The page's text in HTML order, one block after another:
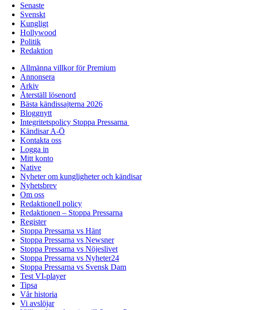
Senaste
Svenskt
Kungligt
Hollywood
Politik
Redaktion
Allmänna villkor för Premium
Annonsera
Arkiv
Återställ lösenord
Bästa kändissajterna 2026
Bloggnytt
Integritetspolicy Stoppa Pressarna
Kändisar A-Ö
Kontakta oss
Logga in
Mitt konto
Native
Nyheter om kungligheter och kändisar
Nyhetsbrev
Om oss
Redaktionell policy
Redaktionen – Stoppa Pressarna
Register
Stoppa Pressarna vs Hänt
Stoppa Pressarna vs Newsner
Stoppa Pressarna vs Nöjeslivet
Stoppa Pressarna vs Nyheter24
Stoppa Pressarna vs Svensk Dam
Test VI-player
Tipsa
Vår historia
Vi avslöjar